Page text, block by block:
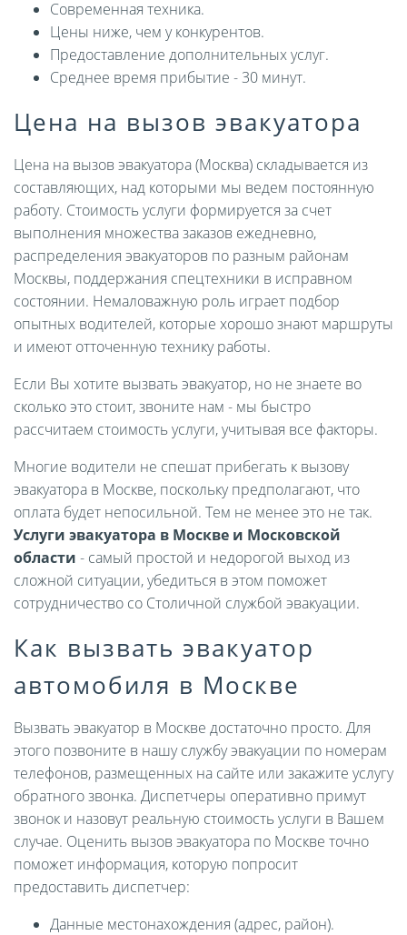
Современная техника.
Цены ниже, чем у конкурентов.
Предоставление дополнительных услуг.
Среднее время прибытие - 30 минут.
Цена на вызов эвакуатора
Цена на вызов эвакуатора (Москва) складывается из
составляющих, над которыми мы ведем постоянную
работу. Стоимость услуги формируется за счет
выполнения множества заказов ежедневно,
распределения эвакуаторов по разным районам
Москвы, поддержания спецтехники в исправном
состоянии. Немаловажную роль играет подбор
опытных водителей, которые хорошо знают маршруты
и имеют отточенную технику работы.
Если Вы хотите вызвать эвакуатор, но не знаете во
сколько это стоит, звоните нам - мы быстро
рассчитаем стоимость услуги, учитывая все факторы.
Многие водители не спешат прибегать к вызову
эвакуатора в Москве, поскольку предполагают, что
оплата будет непосильной. Тем не менее это не так.
Услуги эвакуатора в Москве и Московской
области - самый простой и недорогой выход из
сложной ситуации, убедиться в этом поможет
сотрудничество со Столичной службой эвакуации.
Как вызвать эвакуатор
автомобиля в Москве
Вызвать эвакуатор в Москве достаточно просто. Для
этого позвоните в нашу службу эвакуации по номерам
телефонов, размещенных на сайте или закажите услугу
обратного звонка. Диспетчеры оперативно примут
звонок и назовут реальную стоимость услуги в Вашем
случае. Оценить вызов эвакуатора по Москве точно
поможет информация, которую попросит
предоставить диспетчер:
Данные местонахождения (адрес, район).